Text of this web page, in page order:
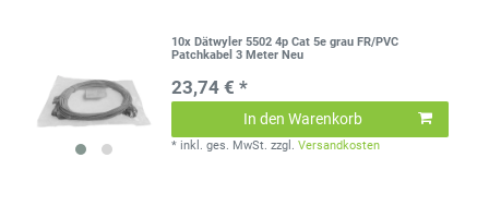
10x Dätwyler 5502 4p Cat 5e grau FR/PVC
Patchkabel 3 Meter Neu
23,74 € *
In den Warenkorb
* inkl. ges. MwSt. zzgl.Versandkosten